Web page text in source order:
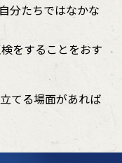
分たちではなかな
をすることをおす
てる場面があれば